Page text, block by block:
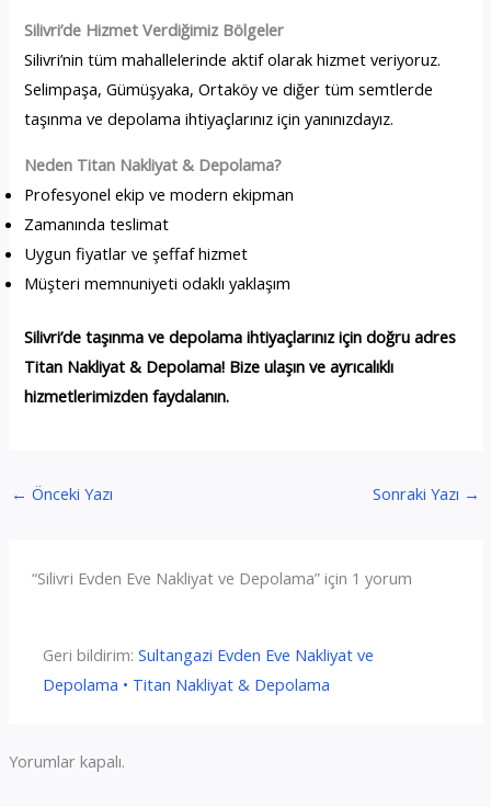
Silivri’de Hizmet Verdiğimiz Bölgeler
Silivri’nin tüm mahallelerinde aktif olarak hizmet veriyoruz.
Selimpaşa, Gümüşyaka, Ortaköy ve diğer tüm semtlerde
taşınma ve depolama ihtiyaçlarınız için yanınızdayız.
Neden Titan Nakliyat & Depolama?
Profesyonel ekip ve modern ekipman
Zamanında teslimat
Uygun fiyatlar ve şeffaf hizmet
Müşteri memnuniyeti odaklı yaklaşım
Silivri’de taşınma ve depolama ihtiyaçlarınız için doğru adres
Titan Nakliyat & Depolama! Bize ulaşın ve ayrıcalıklı
hizmetlerimizden faydalanın.
← Önceki Yazı Sonraki Yazı →
“Silivri Evden Eve Nakliyat ve Depolama” için 1 yorum
Geri bildirim:Sultangazi Evden Eve Nakliyat ve
Depolama • Titan Nakliyat & Depolama
Yorumlar kapalı.